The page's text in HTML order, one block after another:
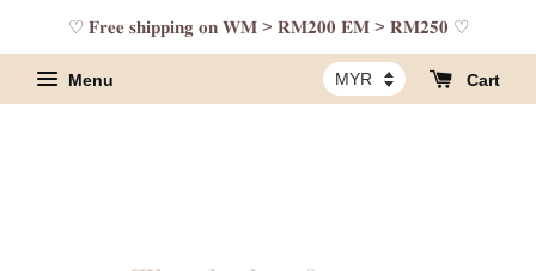
♡ 𝐅𝐫𝐞𝐞 𝐬𝐡𝐢𝐩𝐩𝐢𝐧𝐠 𝐨𝐧 𝐖𝐌 > 𝐑𝐌𝟐𝟎𝟎 𝐄𝐌 > 𝐑𝐌𝟐𝟓𝟎 ♡
Menu Cart